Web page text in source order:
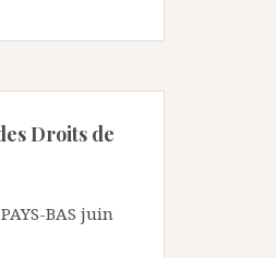
Droits de
BAS juin